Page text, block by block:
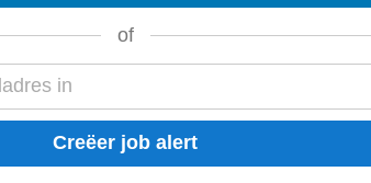
we van jou? /h3 pulliJe hebt een afgerond
hebt hart...
of